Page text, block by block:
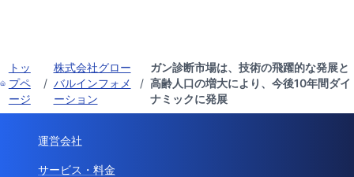
トッ
プペ
ージ
/
株式会社グロー
バルインフォメ
ーション
/
ガン診断市場は、技術の飛躍的な発展と
高齢人口の増大により、今後10年間ダイ
ナミックに発展
運営会社
サービス・料金